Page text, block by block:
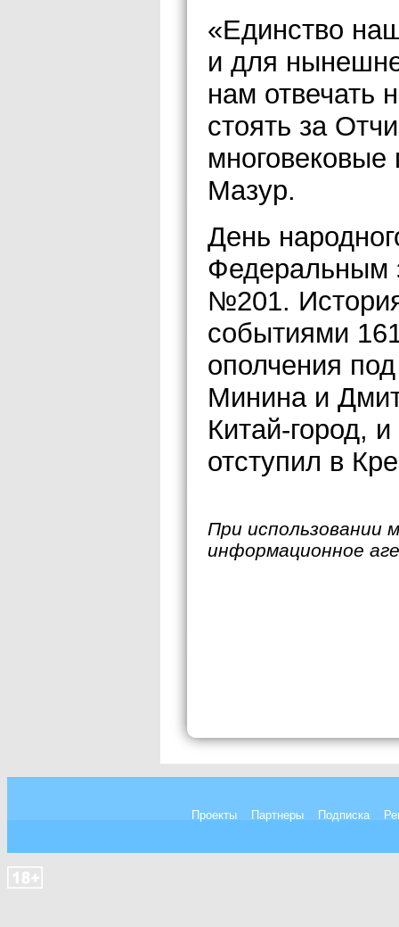
«Единство
и для
нам отвечать
стоять за
Мазур.
День
Федеральным
№201.
событиями
ополчения
Минина и
Китай-город,
отступил в
При использовании
информационное
Проекты Партнеры Подписка